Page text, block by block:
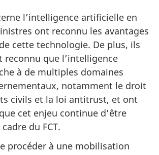
l’intelligence artificielle en
ont reconnu les avantages
cette technologie. De plus, ils
reconnu que l’intelligence
à de multiples domaines
notamment le droit
civils et la loi antitrust, et ont
cet enjeu continue d’être
du FCT.
procéder à une mobilisation